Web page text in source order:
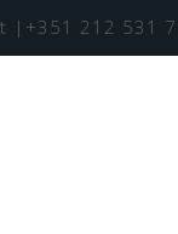
|+351 212 531